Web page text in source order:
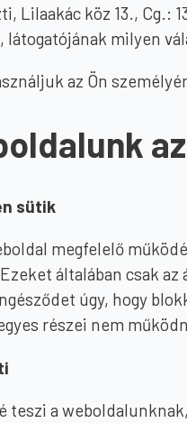
Lilaakác köz 13., Cg.:
látogatójának milyen
az Ön
sütik
megfelelő
általában csak
úgy, hogy
részei nem
teszi a